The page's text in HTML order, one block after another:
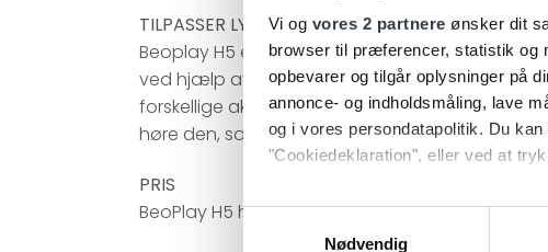
Vi og vores 2 partnere ønsker dit
browser til præferencer, statistik og
opbevarer og tilgår oplysninger på
annonce- og indholdsmåling, lave
og i vores persondatapolitik. Du
"Cookiedeklaration", eller ved at
Dine valg anvendes på hele
Nødvendig
TILPASSER LYDPROFILEN TIL DEN AKTIVITET, DU
Beoplay H5 er udstyret med særlige
ved hjælp af BeoPlay App via din smartphone
forskellige aktiviteter, alt efter om du træner,
høre den, som kunstneren havde tænkt sig den.
PRIS
BeoPlay H5 har en vejledende udsalgspris på